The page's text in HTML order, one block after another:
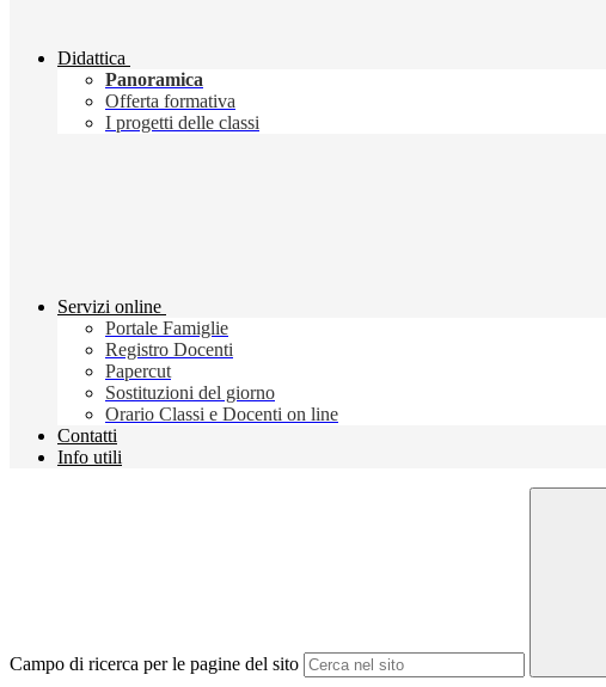
Didattica
Panoramica
Offerta formativa
I progetti delle classi
Servizi online
Portale Famiglie
Registro Docenti
Papercut
Sostituzioni del giorno
Orario Classi e Docenti on line
Contatti
Info utili
Campo di ricerca per le pagine del sito